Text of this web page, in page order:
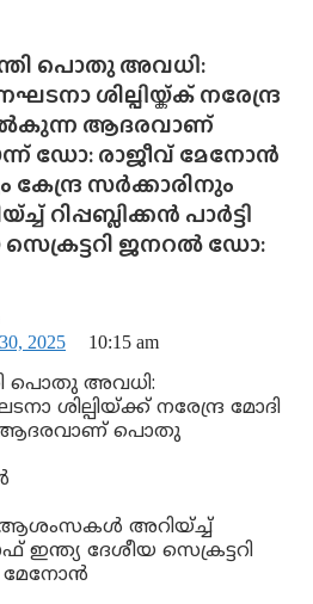
പൊതു അവധി:
ശില്പിയ്ക്ക് നരേന്ദ്ര
ആദരവാണ്
ഡോ: രാജീവ് മേനോൻ
കേന്ദ്ര സർക്കാരിനും
പാർട്ടി
ജനറൽ ഡോ:
2025 10:15 am
പൊതു അവധി:
ശില്പിയ്ക്ക് നരേന്ദ്ര മോദി
ആദരവാണ് പൊതു
ആശംസകൾ അറിയ്ച്ച്
ഇന്ത്യ ദേശീയ സെക്രട്ടറി
മേനോൻ